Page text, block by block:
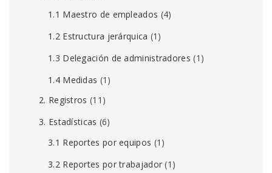
1.1 Maestro de empleados (4)
1.2 Estructura jerárquica (1)
1.3 Delegación de administradores (1)
1.4 Medidas (1)
2. Registros (11)
3. Estadísticas (6)
3.1 Reportes por equipos (1)
3.2 Reportes por trabajador (1)